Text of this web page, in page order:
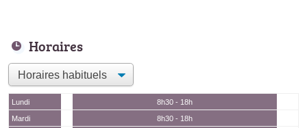
Horaires
Lundi
8h30 - 18h
Mardi
8h30 - 18h